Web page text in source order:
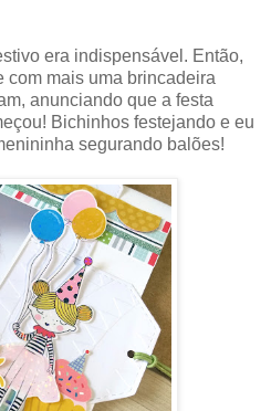
era indispensável. Então,
com mais uma brincadeira
anunciando que a festa
Bichinhos festejando e eu
segurando balões!